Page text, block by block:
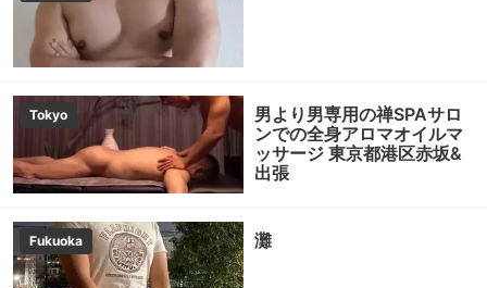
Tokyo
男より男専用の禅SPAサロ
ンでの全身アロマオイルマ
ッサージ 東京都港区赤坂&
出張
Fukuoka 灘